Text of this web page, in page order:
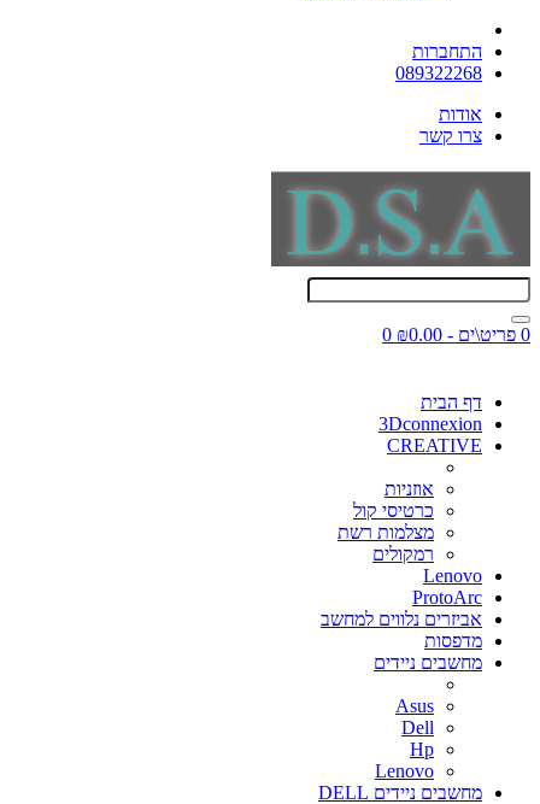
התחברות
089322268
אודות
צרו קשר
0 פריט\ים - ₪0.00 0
דף הבית
3Dconnexion
CREATIVE
אוזניות
כרטיסי קול
מצלמות רשת
רמקולים
Lenovo
ProtoArc
אביזרים נלווים למחשב
מדפסות
מחשבים ניידים
Asus
Dell
Hp
Lenovo
מחשבים ניידים DELL